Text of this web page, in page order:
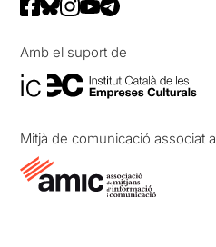
Amb el suport de
Mitjà de comunicació associat a